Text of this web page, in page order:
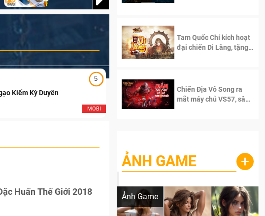
5
MOBI
Kiếm Kỳ Duyên Ngạo Thiên Mobile
Huấn Thế Giới 2018
Tam Quốc Chí kích hoạt
đại chiến Di Lăng, tặng
Chiến Địa Vô Song ra
mắt máy chủ VS57, sân
ẢNH GAME +
Ảnh Game
Lala Croft vừa nóng vừa xinh dưới nét vẽ